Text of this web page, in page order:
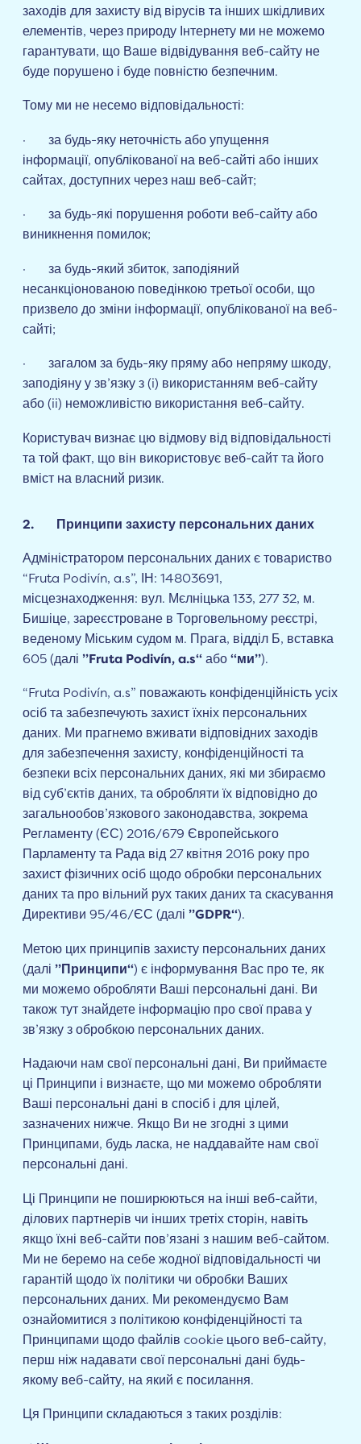
заходів для захисту від вірусів та інших шкідливих
елементів, через природу Інтернету ми не можемо
гарантувати, що Ваше відвідування веб-сайту не
буде порушено і буде повністю безпечним.
Тому ми не несемо відповідальності:
· за будь-яку неточність або упущення
інформації, опублікованої на веб-сайті або інших
сайтах, доступних через наш веб-сайт;
· за будь-які порушення роботи веб-сайту або
виникнення помилок;
· за будь-який збиток, заподіяний
несанкціонованою поведінкою третьої особи, що
призвело до зміни інформації, опублікованої на веб-
сайті;
· загалом за будь-яку пряму або непряму шкоду,
заподіяну у зв’язку з (i) використанням веб-сайту
або (ii) неможливістю використання веб-сайту.
Користувач визнає цю відмову від відповідальності
та той факт, що він використовує веб-сайт та його
вміст на власний ризик.
2. Принципи захисту персональних даних
Адміністратором персональних даних є товариство
“Fruta Podivín, a.s”, ІН: 14803691,
місцезнаходження: вул. Мєлніцька 133, 277 32, м.
Бишіце, зареєстроване в Торговельному реєстрі,
веденому Міським судом м. Прага, відділ Б, вставка
605 (далі ”Fruta Podivín, a.s“ або “ми”).
“Fruta Podivín, a.s” поважають конфіденційність усіх
осіб та забезпечують захист їхніх персональних
даних. Ми прагнемо вживати відповідних заходів
для забезпечення захисту, конфіденційності та
безпеки всіх персональних даних, які ми збираємо
від суб’єктів даних, та обробляти їх відповідно до
загальнообов’язкового законодавства, зокрема
Регламенту (ЄС) 2016/679 Європейського
Парламенту та Рада від 27 квітня 2016 року про
захист фізичних осіб щодо обробки персональних
даних та про вільний рух таких даних та скасування
Директиви 95/46/ЄС (далі ”GDPR“).
Метою цих принципів захисту персональних даних
(далі ”Принципи“) є інформування Вас про те, як
ми можемо обробляти Ваші персональні дані. Ви
також тут знайдете інформацію про свої права у
зв’язку з обробкою персональних даних.
Надаючи нам свої персональні дані, Ви приймаєте
ці Принципи і визнаєте, що ми можемо обробляти
Ваші персональні дані в спосіб і для цілей,
зазначених нижче. Якщо Ви не згодні з цими
Принципами, будь ласка, не наддавайте нам свої
персональні дані.
Ці Принципи не поширюються на інші веб-сайти,
ділових партнерів чи інших третіх сторін, навіть
якщо їхні веб-сайти пов’язані з нашим веб-сайтом.
Ми не беремо на себе жодної відповідальності чи
гарантій щодо їх політики чи обробки Ваших
персональних даних. Ми рекомендуємо Вам
ознайомитися з політикою конфіденційності та
Принципами щодо файлів cookie цього веб-сайту,
перш ніж надавати свої персональні дані будь-
якому веб-сайту, на який є посилання.
Ця Принципи складаються з таких розділів: